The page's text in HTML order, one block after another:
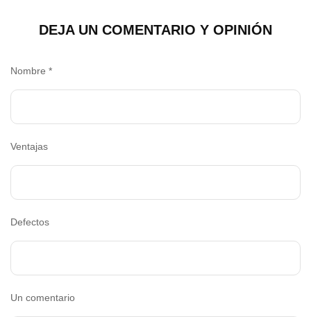
DEJA UN COMENTARIO Y OPINIÓN
Nombre *
Ventajas
Defectos
Un comentario